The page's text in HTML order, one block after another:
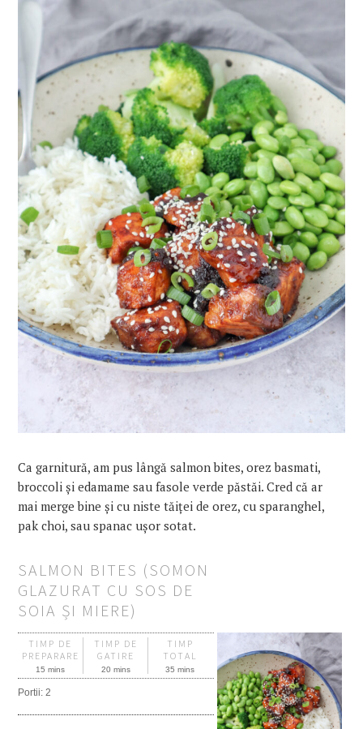
Ca garnitură, am pus lângă salmonbites, orez basmati,
broccoli și edamamesau fasole verde păstăi. Cred că ar
mai merge bine și cu niste tăiței de orez, cu sparanghel,
pak choi,sau spanac ușor sotat.
SALMON BITES (SOMON
GLAZURAT CU SOS DE
SOIA ȘI MIERE)
TIMP DE
PREPARARE
15 mins
TIMP DE
GATIRE
20 mins
TIMP
TOTAL
35 mins
Portii: 2